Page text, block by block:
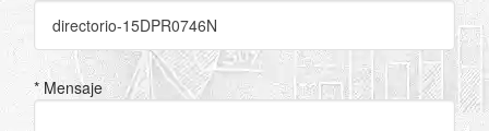
* Mensaje